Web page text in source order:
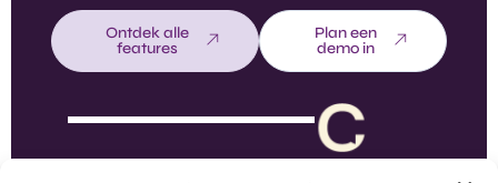
Ontdek alle
features
Plan een
demo in